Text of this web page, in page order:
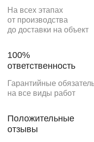
На всех этапах
от производства
до доставки на объект
100%
ответственность
Гарантийные
на все виды работ
Положительные
отзывы